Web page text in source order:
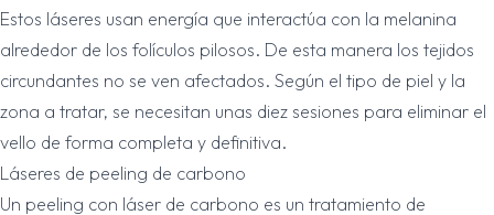
Estos láseres usan energía que interactúa con la melanina
alrededor de los folículos pilosos. De esta manera los tejidos
circundantes no se ven afectados. Según el tipo de piel y la
zona a tratar, se necesitan unas diez sesiones para eliminar el
vello de forma completa y definitiva.
Láseres de peeling de carbono
Un peeling con láser de carbono es un tratamiento de